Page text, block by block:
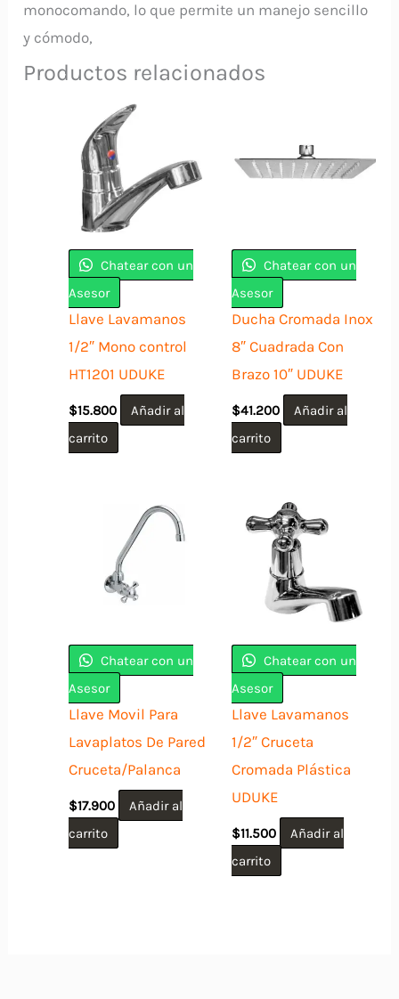
monocomando, lo que permite un manejo sencillo
y cómodo,
Productos relacionados
Chatear con un
Asesor
Llave Lavamanos
1/2″ Mono control
HT1201 UDUKE
$15.800
Añadir al
carrito
Chatear con un
Asesor
Ducha Cromada Inox
8″ Cuadrada Con
Brazo 10″ UDUKE
$41.200
Añadir al
carrito
Chatear con un
Asesor
Llave Movil Para
Lavaplatos De Pared
Cruceta/Palanca
$17.900
Añadir al
carrito
Chatear con un
Asesor
Llave Lavamanos
1/2″ Cruceta
Cromada Plástica
UDUKE
$11.500
Añadir al
carrito